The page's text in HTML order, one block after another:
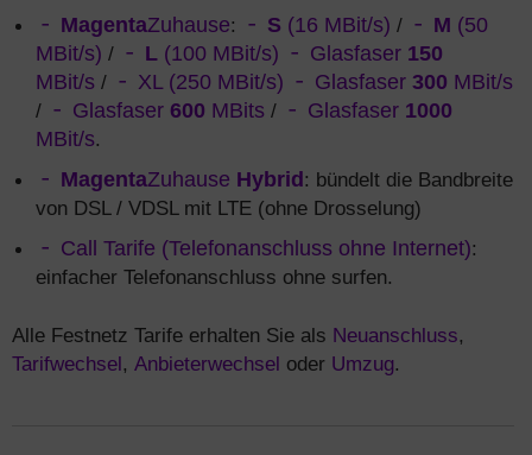
MagentaZuhause: S (16 MBit/s) / M (50
MBit/s) / L (100 MBit/s) Glasfaser 150
MBit/s / XL (250 MBit/s) Glasfaser 300 MBit/s
/
Glasfaser 600 MBits / Glasfaser 1000
MBit/s.
MagentaZuhause Hybrid : bündelt die Bandbreite
von DSL / VDSL mit LTE (ohne Drosselung)
Call Tarife (Telefonanschluss ohne Internet):
einfacher Telefonanschluss ohne surfen.
Alle Festnetz Tarife erhalten Sie als Neuanschluss,
Tarifwechsel, Anbieterwechsel oder Umzug.